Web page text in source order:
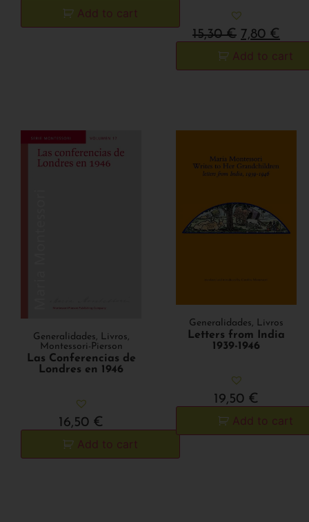
Add to cart
15,30€ 7,80 €
Add to cart
Generalidades, Livros,
Montessori-Pierson
Las Conferencias de
Londres en 1946
16,50 €
Add to cart
Generalidades, Livros
Letters from India
1939-1946
19,50 €
Add to cart